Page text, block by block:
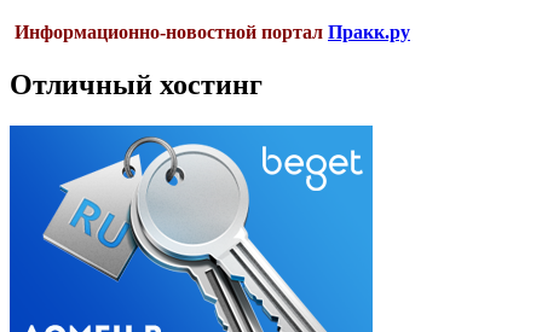
Информационно-новостной портал Пракк.ру
Отличный хостинг